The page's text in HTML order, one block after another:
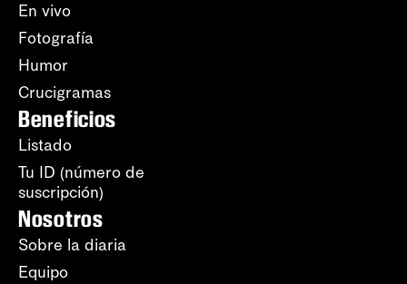
En vivo
Fotografía
Humor
Crucigramas
Beneficios
Listado
Tu ID (número de
suscripción)
Nosotros
Sobre la diaria
Equipo